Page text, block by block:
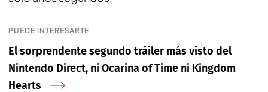
PUEDE INTERESARTE
El sorprendente segundo tráiler más visto del
Nintendo Direct, ni Ocarina of Time ni Kingdom
Hearts